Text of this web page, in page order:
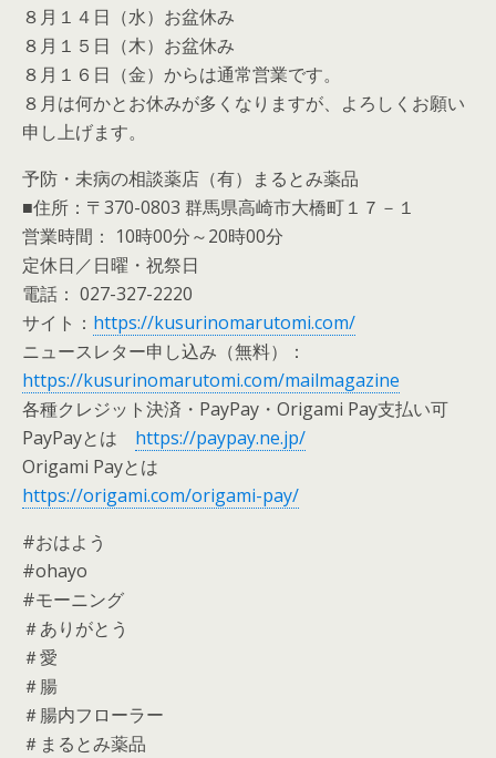
８月１４日（水）お盆休み
８月１５日（木）お盆休み
８月１６日（金）からは通常営業です。
８月は何かとお休みが多くなりますが、よろしくお願い
申し上げます。
予防・未病の相談薬店（有）まるとみ薬品
■住所：〒370-0803 群馬県高崎市大橋町１７－１
営業時間： 10時00分～20時00分
定休日／日曜・祝祭日
電話： 027-327-2220
サイト： https://kusurinomarutomi.com/
ニュースレター申し込み（無料）：
https://kusurinomarutomi.com/mailmagazine
各種クレジット決済・PayPay・Origami Pay支払い可
PayPayとは https://paypay.ne.jp/
Origami Payとは
https://origami.com/origami-pay/
#おはよう
#ohayo
#モーニング
＃ありがとう
＃愛
＃腸
＃腸内フローラー
＃まるとみ薬品